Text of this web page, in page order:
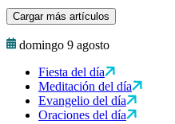
Cargar más artículos
domingo 9 agosto
Fiesta del día
Meditación del día
Evangelio del día
Oraciones del día